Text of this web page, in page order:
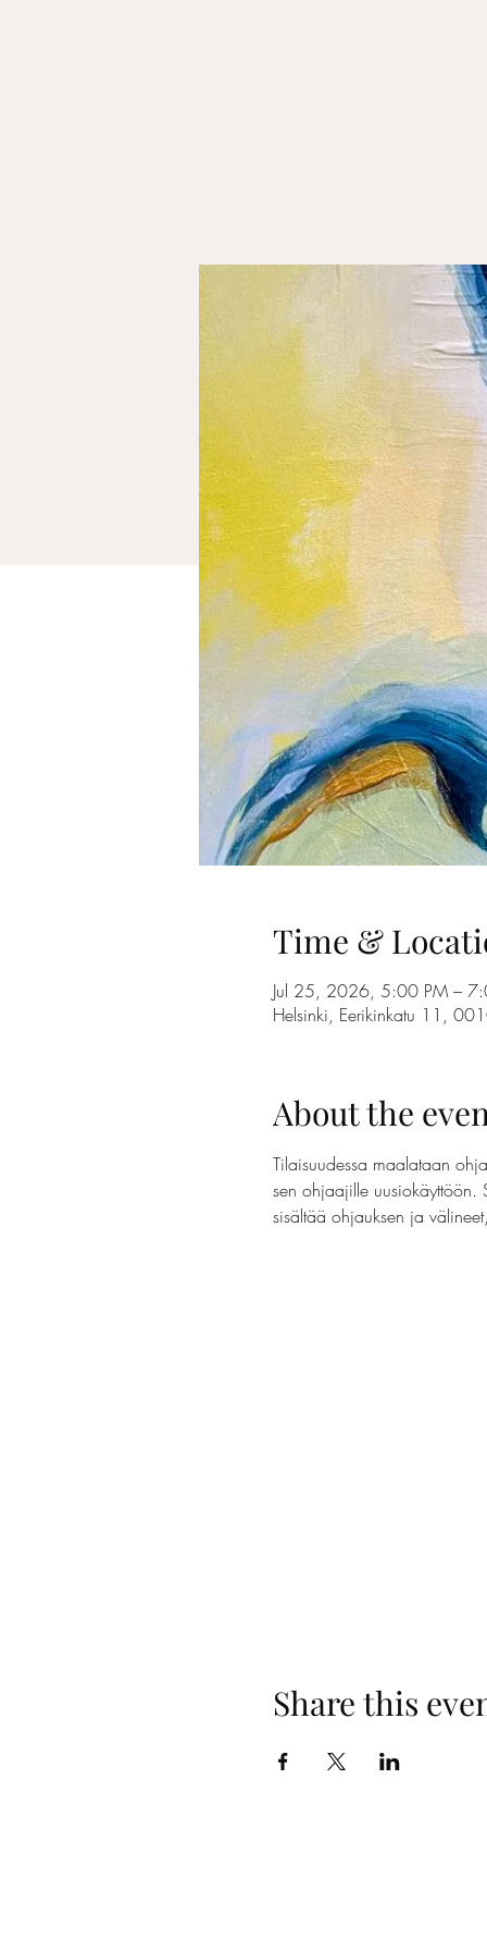
Time &
Jul 25, 2026, 5:00 PM –
Helsinki, Eerikinkatu 11,
About the
Tilaisuudessa maalataan
sen ohjaajille
sisältää ohjauksen ja
Share this